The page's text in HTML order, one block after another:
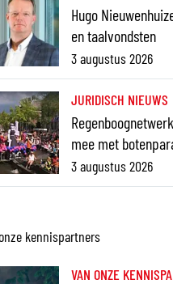
Hugo
en taalvondsten
3 augustus 2026
JURIDISCH NIEUWS
mee met
3 augustus 2026
kennispartners
VAN ONZE